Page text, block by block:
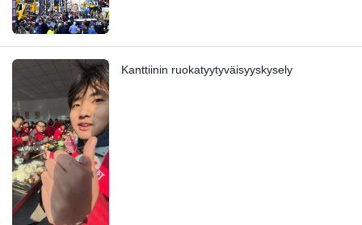
Kanttiinin ruokatyytyväisyyskysely